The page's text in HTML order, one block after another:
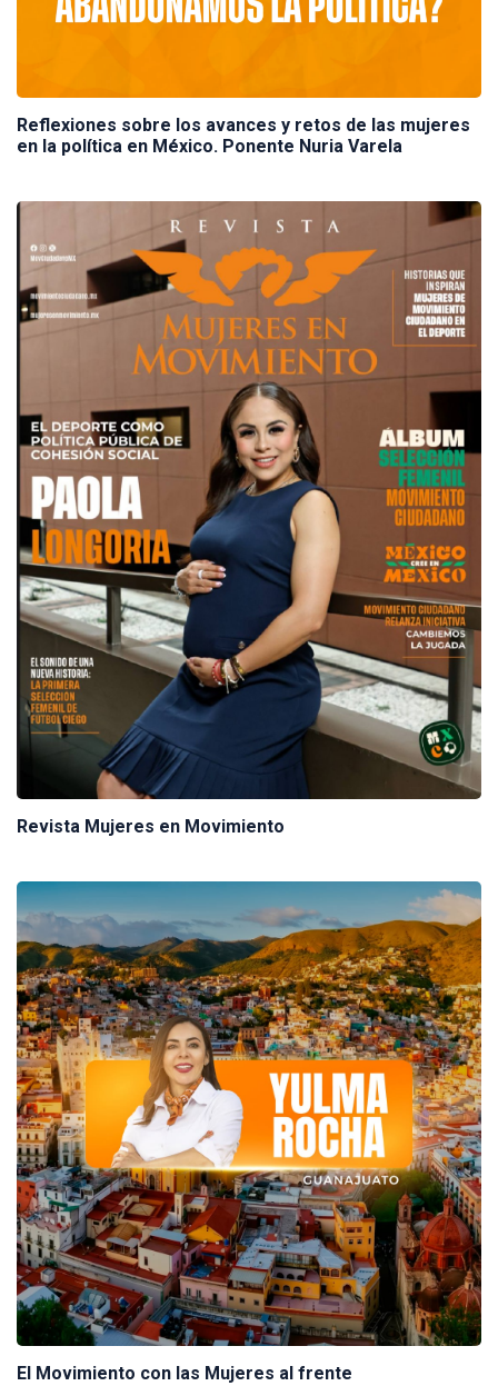
Reflexiones sobre los avances y retos de las mujeres
en la política en México. Ponente Nuria Varela
Revista Mujeres en Movimiento
El Movimiento con las Mujeres al frente